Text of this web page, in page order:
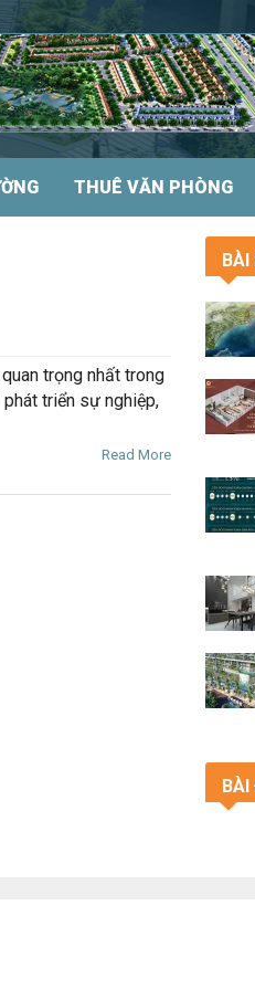
THUÊ VĂN PHÒNG
trọng nhất trong
triển sự nghiệp,
Read More
BÀI
BÀI